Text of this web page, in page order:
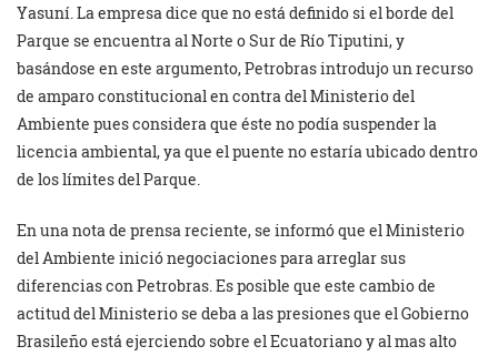
Yasuní. La empresa dice que no está definido si el borde del
Parque se encuentra al Norte o Sur de Río Tiputini, y
basándose en este argumento, Petrobras introdujo un recurso
de amparo constitucional en contra del Ministerio del
Ambiente pues considera que éste no podía suspender la
licencia ambiental, ya que el puente no estaría ubicado dentro
de los límites del Parque.
En una nota de prensa reciente, se informó que el Ministerio
del Ambiente inició negociaciones para arreglar sus
diferencias con Petrobras. Es posible que este cambio de
actitud del Ministerio se deba a las presiones que el Gobierno
Brasileño está ejerciendo sobre el Ecuatoriano y al mas alto